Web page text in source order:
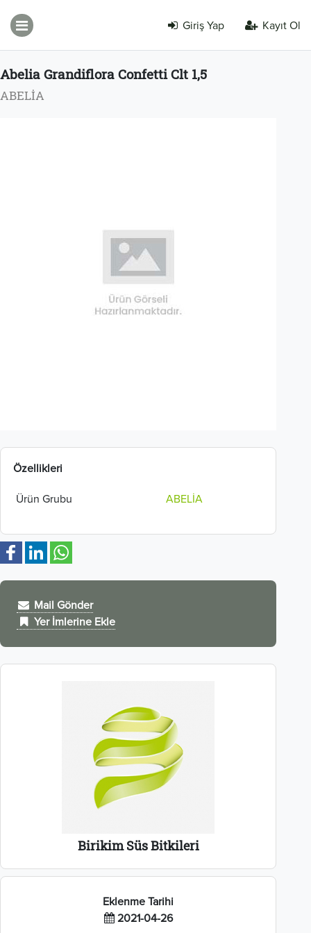
Giriş Yap Kayıt Ol
Abelia Grandiflora Confetti Clt 1,5
ABELİA
Özellikleri
Ürün Grubu ABELİA
Mail Gönder
Yer İmlerine Ekle
Birikim Süs Bitkileri
Eklenme Tarihi
2021-04-26